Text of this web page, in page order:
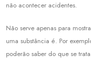
não acontecer acidentes.
Não serve apenas para
uma substância é. Por
poderão saber do que se